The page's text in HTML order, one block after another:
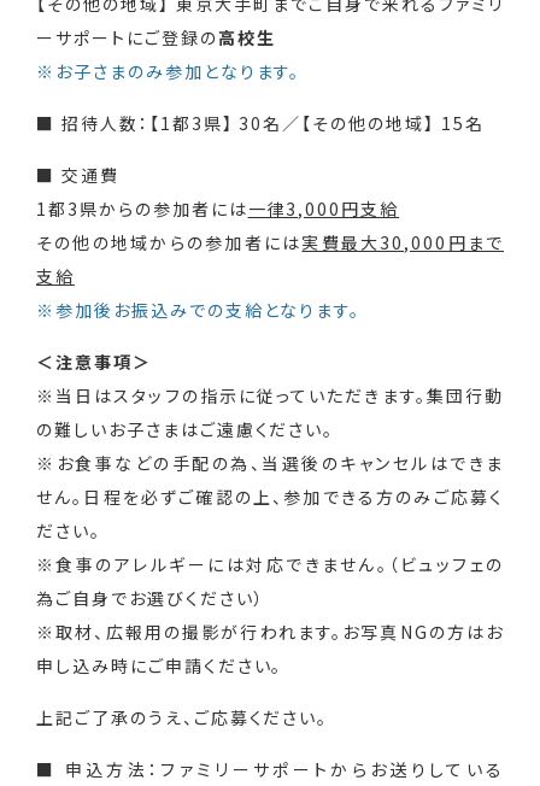
ーサポートにご登録の高校生
※お子さまのみ参加となります。
■ 招待人数：【1都3県】 30名／【その他の地域】 15名
■ 交通費
1都3県からの参加者には一律3,000円支給
その他の地域からの参加者には実費最大30,000円まで
支給
※参加後お振込みでの支給となります。
＜注意事項＞
※当日はスタッフの指示に従っていただきます。集団行動
の難しいお子さまはご遠慮ください。
※お食事などの手配の為、当選後のキャンセルはできま
せん。日程を必ずご確認の上、参加できる方のみご応募く
ださい。
※食事のアレルギーには対応できません。（ビュッフェの
為ご自身でお選びください）
※取材、広報用の撮影が行われます。お写真NGの方はお
申し込み時にご申請ください。
上記ご了承のうえ、ご応募ください。
■ 申込方法：ファミリーサポートからお送りしている